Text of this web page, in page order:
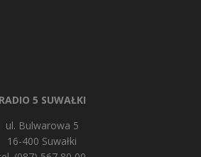
RADIO 5 SUWAŁKI
ul. Bulwarowa 5
16-400 Suwałki